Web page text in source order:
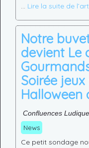
… Lire la suite de
Notre
devient Le
Soirée
Halloween
Confluences
News
Ce petit sondage